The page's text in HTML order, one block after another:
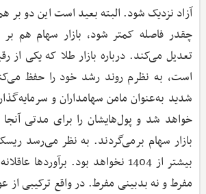
آزاد نزدیک شود. البته بعید است این دو بر
چقدر فاصله کمتر شود، بازار سهام هم
تعدیل می‌کند. درباره بازار طلا که یکی از
است، به نظرم روند رشد خود را حفظ
شدید به‌عنوان مامن سهامداران و
خواهد شد و پول‌هایشان را برای مدتی
بیشتر از 1404 نخواهد بود.
مفرط و نه بدبینی مفرط. در واقع ترکیبی از